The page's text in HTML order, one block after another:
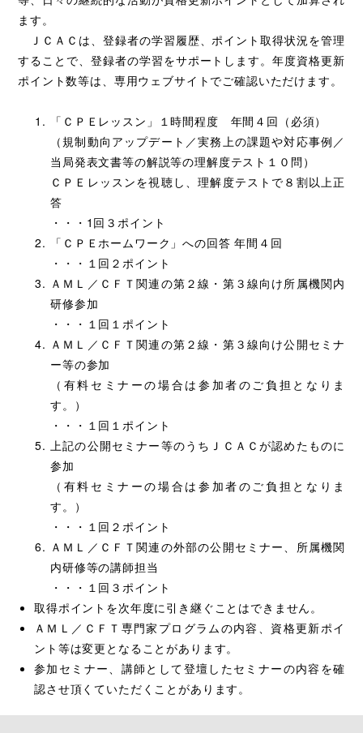
ます。
ＪＣＡＣは、登録者の学習履歴、ポイント取得状況を管理
することで、登録者の学習をサポートします。年度資格更新
ポイント数等は、専用ウェブサイトでご確認いただけます。
「ＣＰＥレッスン」１時間程度 年間４回（必須）
（規制動向アップデート／実務上の課題や対応事例／
当局発表文書等の解説等の理解度テスト１０問）
ＣＰＥレッスンを視聴し、理解度テストで８割以上正
答
・・・1回３ポイント
「ＣＰＥホームワーク」への回答 年間４回
・・・１回２ポイント
ＡＭＬ／ＣＦＴ関連の第２線・第３線向け所属機関内
研修参加
・・・１回１ポイント
ＡＭＬ／ＣＦＴ関連の第２線・第３線向け公開セミナ
ー等の参加
（有料セミナーの場合は参加者のご負担となりま
す。）
・・・１回１ポイント
上記の公開セミナー等のうちＪＣＡＣが認めたものに
参加
（有料セミナーの場合は参加者のご負担となりま
す。）
・・・１回２ポイント
ＡＭＬ／ＣＦＴ関連の外部の公開セミナー、所属機関
内研修等の講師担当
・・・１回３ポイント
取得ポイントを次年度に引き継ぐことはできません。
ＡＭＬ／ＣＦＴ専門家プログラムの内容、資格更新ポイ
ント等は変更となることがあります。
参加セミナー、講師として登壇したセミナーの内容を確
認させ頂くていただくことがあります。